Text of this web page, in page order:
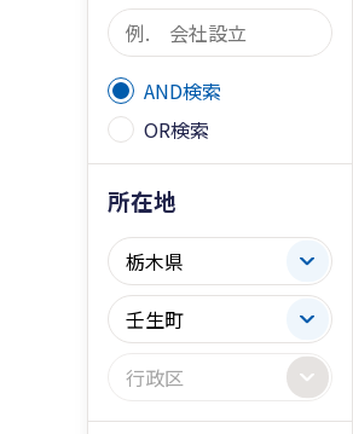
AND検索
OR検索
所在地